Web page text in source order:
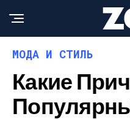
МОДА И СТИЛЬ
Какие
Популярны